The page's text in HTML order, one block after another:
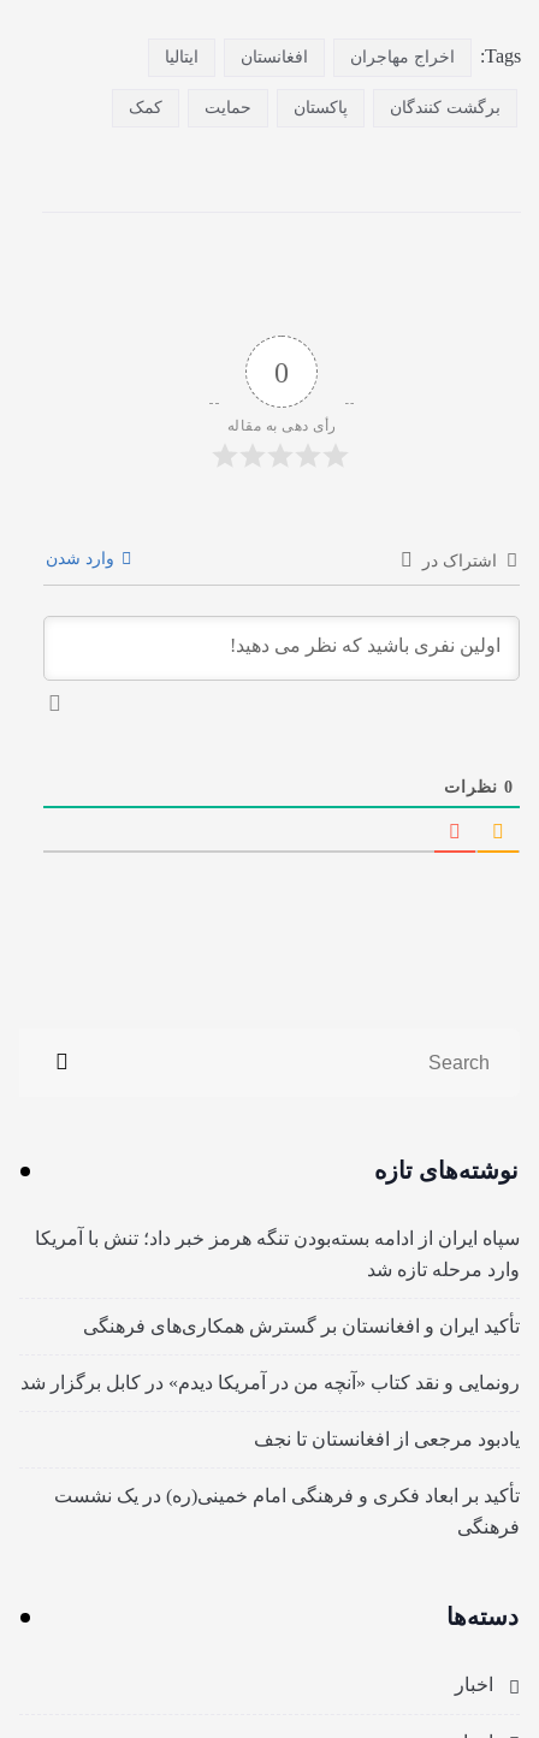
Tags: اخراج مهاجران افغانستان ایتالیا
برگشت کنندگان پاکستان حمایت کمک
0
رأی دهی به مقاله
اشتراک در وارد شدن
0نظرات
نوشته‌های تازه
سپاه ایران از ادامه بسته‌بودن تنگه هرمز خبر داد؛ تنش با آمریکا
وارد مرحله تازه شد
تأکید ایران و افغانستان بر گسترش همکاری‌های فرهنگی
رونمایی و نقد کتاب «آنچه من در آمریکا دیدم» در کابل برگزار شد
یادبود مرجعی از افغانستان تا نجف
تأکید بر ابعاد فکری و فرهنگی امام خمینی(ره) در یک نشست
فرهنگی
دسته‌ها
اخبار